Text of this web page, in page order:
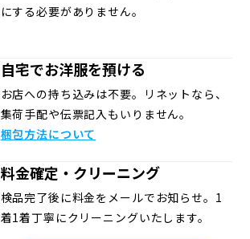
にする必要がありません。
自宅でお洋服を預ける
お店への持ち込みは不要。リネットなら、
集荷手配や伝票記入もいりません。
梱包方法について
料金確定・クリーニング
検品完了後に料金をメールでお知らせ。1
着1着丁寧にクリーニングいたします。